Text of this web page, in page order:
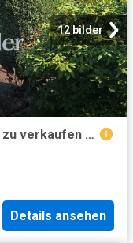
12 bilder
Einfamilienhaus in Wilhelmshaven zu verkaufen oder zu vermieten
Details ansehen